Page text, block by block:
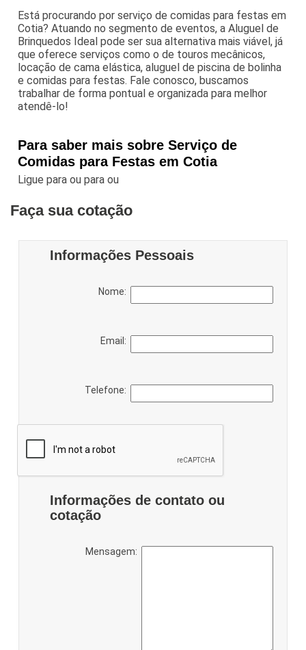
Está procurando por serviço de comidas para festas em
Cotia? Atuando no segmento de eventos, a Aluguel de
Brinquedos Ideal pode ser sua alternativa mais viável, já
que oferece serviços como o de touros mecânicos,
locação de cama elástica, aluguel de piscina de bolinha
e comidas para festas. Fale conosco, buscamos
trabalhar de forma pontual e organizada para melhor
atendê-lo!
Para saber mais sobre Serviço de
Comidas para Festas em Cotia
Ligue paraou paraou
Faça sua cotação
Informações Pessoais
Nome:
Email:
Telefone:
Informações de contato ou
cotação
Mensagem: